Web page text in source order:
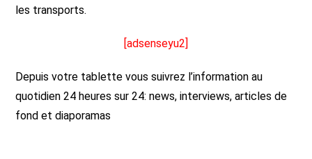
les transports.
[adsenseyu2]
Depuis votre tablette vous suivrez l’information au
quotidien 24 heures sur 24: news, interviews, articles de
fond et diaporamas